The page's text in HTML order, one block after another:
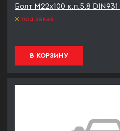
Болт М22х100 к.п.5.8
под заказ
В КОРЗИНУ